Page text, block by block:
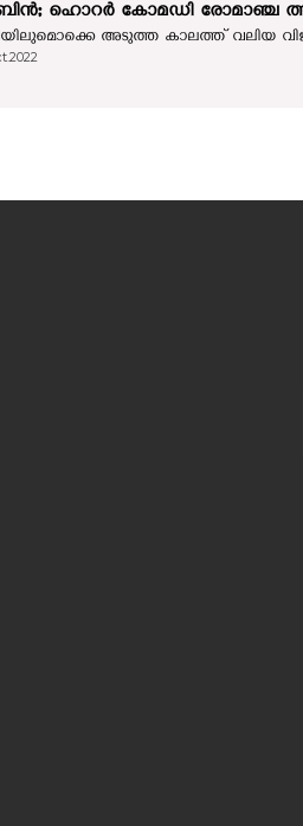
ഹൊറര്‍ കോമഡി രോമാഞ്ച
അടുത്ത കാലത്ത് വലിയ